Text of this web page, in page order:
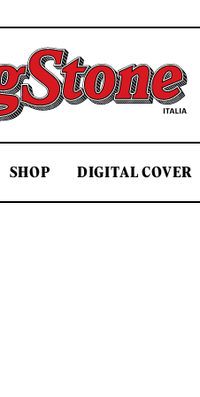
Rolling Stone Italia
SHOP DIGITAL COVER